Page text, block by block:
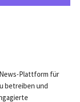
Plattform für
betreiben und